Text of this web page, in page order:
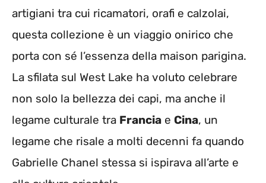
artigiani tra cui ricamatori, orafi e calzolai,
questa collezione è un viaggio onirico che
porta con sé l’essenza della maison parigina.
La sfilata sul West Lake ha voluto celebrare
non solo la bellezza dei capi, ma anche il
legame culturale tra Francia e Cina, un
legame che risale a molti decenni fa quando
Gabrielle Chanel stessa si ispirava all’arte e